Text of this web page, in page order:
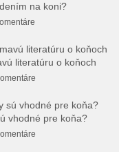
na koni?
literatúru o koňoch
vhodné pre koňa?